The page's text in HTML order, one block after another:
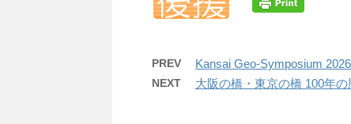
PREV Kansai Geo-Symposium 2026
NEXT 大阪の橋・東京の橋 100年